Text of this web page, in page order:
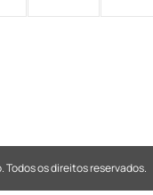
Todos os direitos reservados.